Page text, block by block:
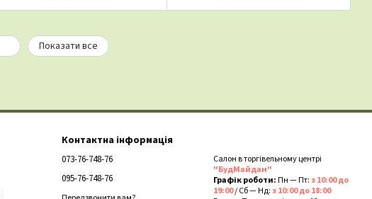
Показати все
Контактна інформація
073-76-748-76
095-76-748-76
Салон в торгівельному центрі
"БудМайдан"
Графік роботи:Пн — Пт: з 10:00 до
19:00/ Сб — Нд: з 10:00 до 18:00